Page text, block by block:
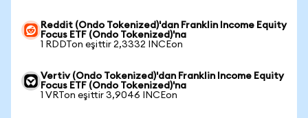
Reddit (Ondo Tokenized)'dan Franklin Income Equity
Focus ETF (Ondo Tokenized)'na
1 RDDTon eşittir 2,3332 INCEon
Vertiv (Ondo Tokenized)'dan Franklin Income Equity
Focus ETF (Ondo Tokenized)'na
1 VRTon eşittir 3,9046 INCEon